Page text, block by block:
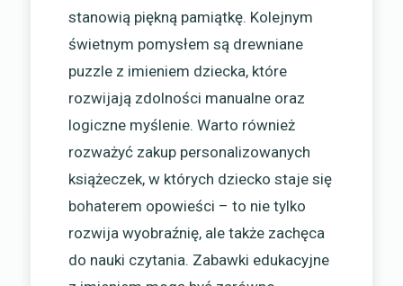
stanowią piękną pamiątkę. Kolejnym
świetnym pomysłem są drewniane
puzzle z imieniem dziecka, które
rozwijają zdolności manualne oraz
logiczne myślenie. Warto również
rozważyć zakup personalizowanych
książeczek, w których dziecko staje się
bohaterem opowieści – to nie tylko
rozwija wyobraźnię, ale także zachęca
do nauki czytania. Zabawki edukacyjne